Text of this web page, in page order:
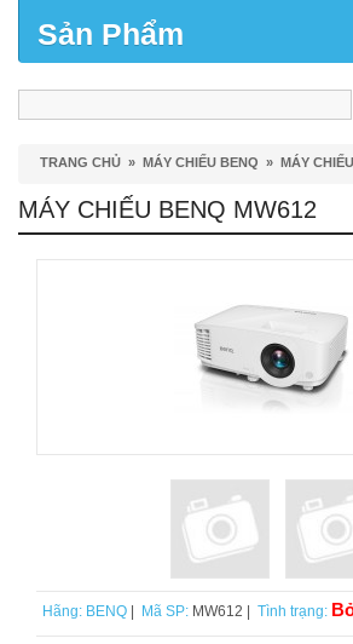
Sản Phẩm
TRANG CHỦ » MÁY CHIẾU BENQ » MÁY
MÁY CHIẾU BENQ MW612
Hãng: BENQ Mã SP: MW612 | Tình trạng: